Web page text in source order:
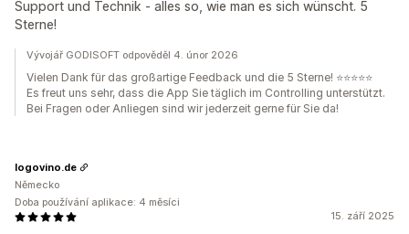
Support und Technik - alles so, wie man es sich wünscht. 5
Sterne!
Vývojář GODISOFT odpověděl 4. únor 2026
Vielen Dank für das großartige Feedback und die 5 Sterne! ⭐⭐⭐⭐⭐
Es freut uns sehr, dass die App Sie täglich im Controlling unterstützt.
Bei Fragen oder Anliegen sind wir jederzeit gerne für Sie da!
15. září 2025
logovino.de
Německo
Doba používání aplikace: 4 měsíci